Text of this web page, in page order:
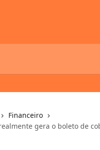
Financeiro
gera o boleto de